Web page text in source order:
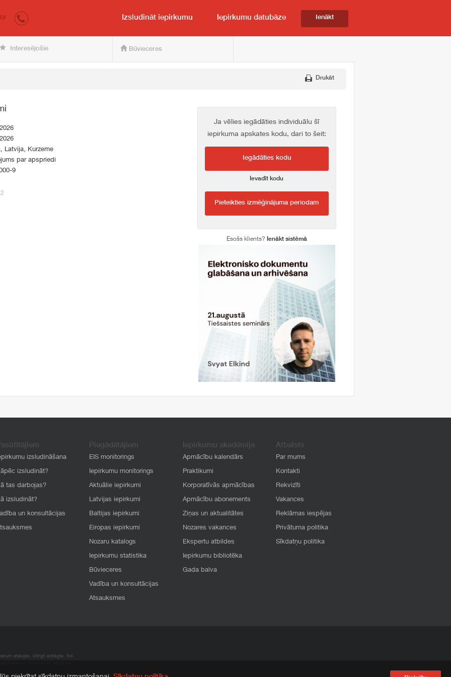
pircējam un pārdevējam
LV Izsludināt iepirkumu Iepirkumu datubāze Ienākt
Interesējošie Būvieceres
Drukāt
Latvija, Kurzeme
par apspriedi
9
Ja vēlies iegādāties individuālu šī
iepirkuma apskates kodu, dari to šeit:
Iegādāties kodu
Ievadīt kodu
Pieteikties izmēģinājuma periodam
Esošs klients? Ienākt sistēmā
izsludināšana
izsludināt?
tas darbojas?
izsludināt?
un konsultācijas
Piegādātājiem
EIS monitorings
Iepirkumu monitorings
Aktuālie iepirkumi
Latvijas iepirkumi
Baltijas iepirkumi
Eiropas iepirkumi
Nozaru katalogs
Iepirkumu statistika
Būvieceres
Vadība un konsultācijas
Atsauksmes
Iepirkumu akadēmija
Apmācību kalendārs
Praktikumi
Korporatīvās apmācības
Apmācību abonements
Ziņas un aktualitātes
Nozares vakances
Ekspertu atbildes
Iepirkumu bibliotēka
Gada balva
Atbalsts
Par mums
Kontakti
Rekvizīti
Vakances
Reklāmas iespējas
Privātuma politika
Sīkdatņu politika
atļaujas, stingri aizliegta. SIA